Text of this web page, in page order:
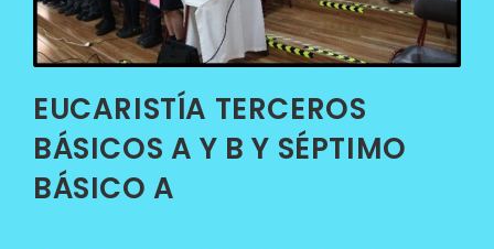
EUCARISTÍA TERCEROS
BÁSICOS A Y B Y SÉPTIMO
BÁSICO A